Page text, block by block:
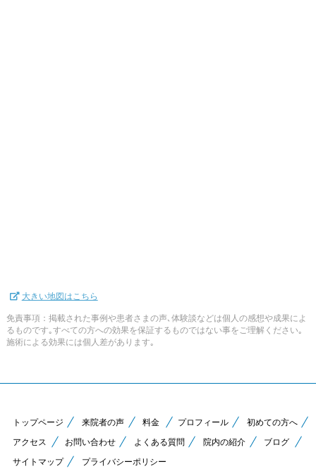
大きい地図はこちら
免責事項：掲載された事例や患者さまの声､体験談などは個人の感想や成果によ
るものです｡すべての方への効果を保証するものではない事をご理解ください｡
施術による効果には個人差があります｡
トップページ 来院者の声 料金 プロフィール
初めての方へ
アクセス
お問い合わせ よくある質問 院内の紹介
ブログ
サイトマップ
プライバシーポリシー